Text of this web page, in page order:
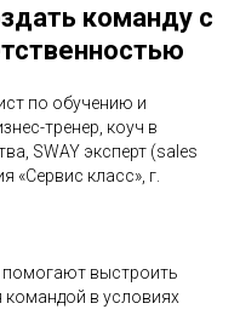
команду с
по обучению и
тренер, коуч в
SWAY эксперт (sales
«Сервис класс», г.
помогают выстроить
в условиях